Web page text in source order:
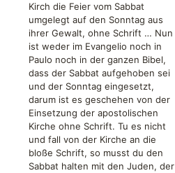
Kirch die Feier vom Sabbat
umgelegt auf den Sonntag aus
ihrer Gewalt, ohne Schrift … Nun
ist weder im Evangelio noch in
Paulo noch in der ganzen Bibel,
dass der Sabbat aufgehoben sei
und der Sonntag eingesetzt,
darum ist es geschehen von der
Einsetzung der apostolischen
Kirche ohne Schrift. Tu es nicht
und fall von der Kirche an die
bloße Schrift, so musst du den
Sabbat halten mit den Juden, der